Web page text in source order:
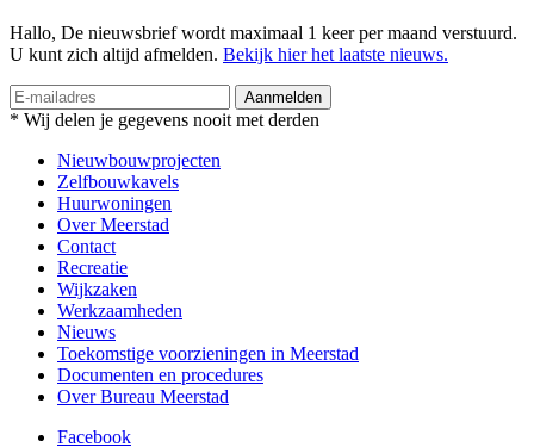
Hallo, De nieuwsbrief wordt maximaal 1 keer per maand verstuurd.
U kunt zich altijd afmelden. Bekijk hier het laatste nieuws.
Aanmelden
* Wij delen je gegevens nooit met derden
Nieuwbouwprojecten
Zelfbouwkavels
Huurwoningen
Over Meerstad
Contact
Recreatie
Wijkzaken
Werkzaamheden
Nieuws
Toekomstige voorzieningen in Meerstad
Documenten en procedures
Over Bureau Meerstad
Facebook